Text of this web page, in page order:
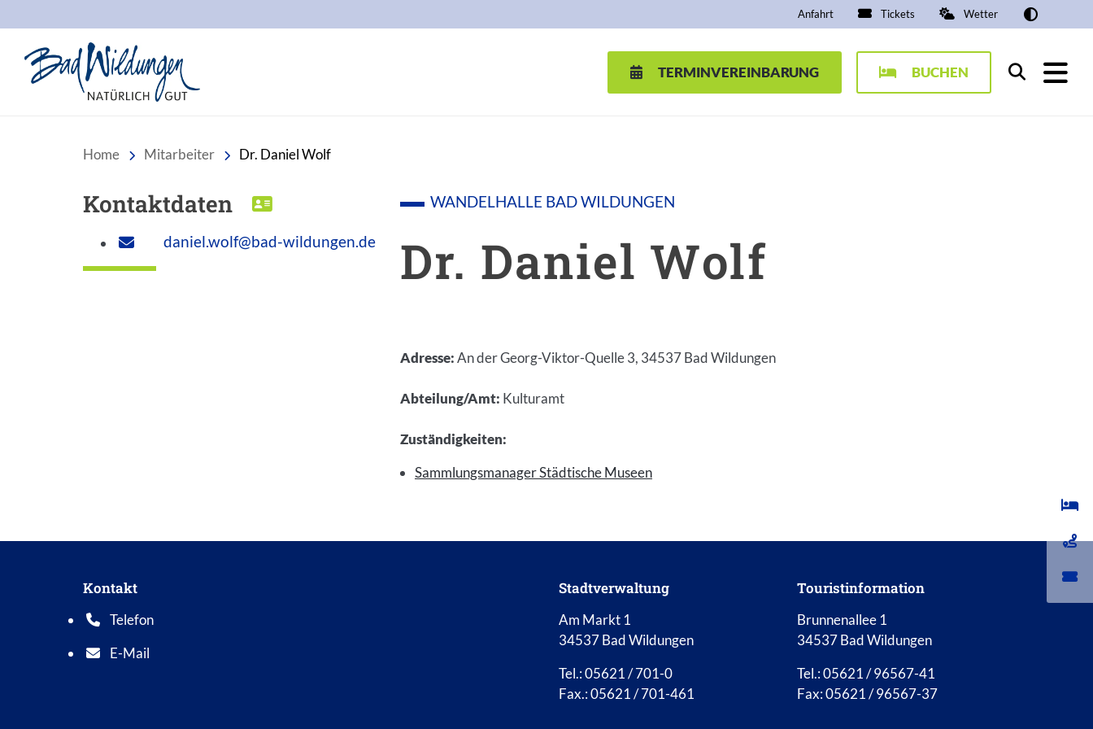
Anfahrt Tickets Wetter
TERMINVEREINBARUNG BUCHEN Suchen
Home Mitarbeiter Dr. Daniel Wolf
Kontaktdaten DOWNLOAD VCARD
daniel.wolf@bad-wildungen.de Dr. Daniel Wolf
WANDELHALLE BAD WILDUNGEN
Adresse:An der Georg-Viktor-Quelle 3, 34537 Bad Wildungen
Abteilung/Amt: Kulturamt
Zuständigkeiten:
Sammlungsmanager Städtische Museen
Kontakt
Telefon
Telefonnummer: 0 5 6 2 1 7 0 1 0
E-Mail
E-Mail Adresse: info@bad-wildungen.de
Stadtverwaltung
Am Markt 1
34537 Bad Wildungen
Tel.: 05621 / 701-0
Fax.: 05621 / 701-461
Touristinformation
Brunnenallee 1
34537 Bad Wildungen
Tel.: 05621 / 96567-41
Fax: 05621 / 96567-37